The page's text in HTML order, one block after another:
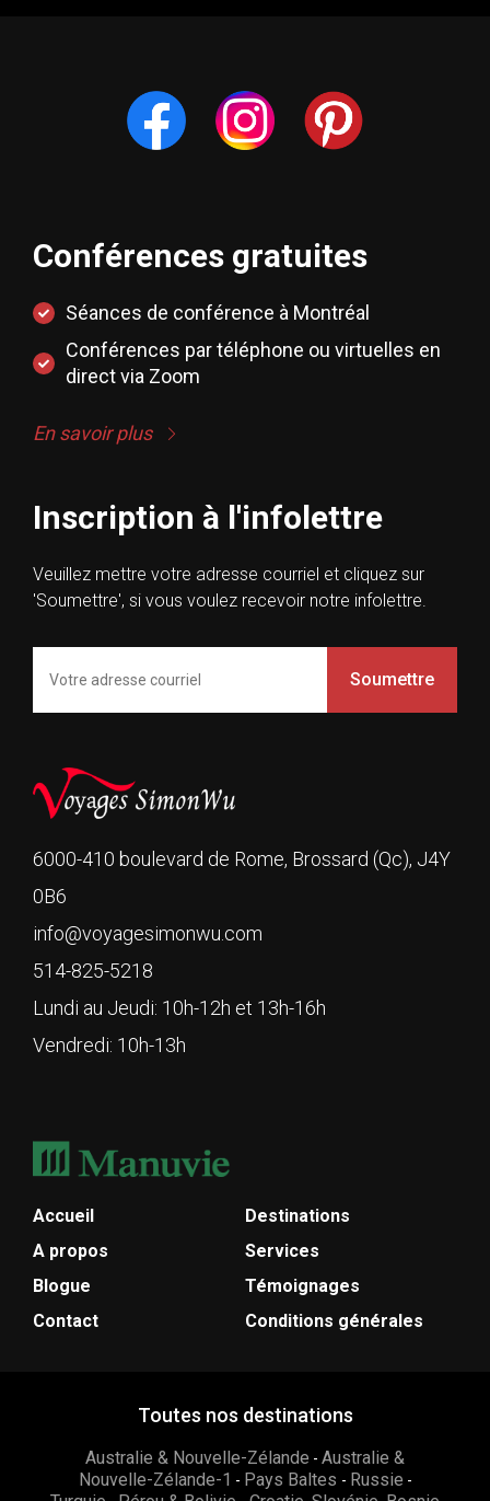
Conférences gratuites
Séances de conférence à Montréal
Conférences par téléphone ou virtuelles en
direct via Zoom
En savoir plus
Inscription à l'infolettre
Veuillez mettre votre adresse courriel et cliquez sur
'Soumettre', si vous voulez recevoir notre infolettre.
Soumettre
6000-410 boulevard de Rome, Brossard (Qc), J4Y
0B6
info@voyagesimonwu.com
514-825-5218
Lundi au Jeudi: 10h-12h et 13h-16h
Vendredi: 10h-13h
Accueil
Destinations
A propos
Services
Blogue
Témoignages
Contact
Conditions générales
Toutes nos destinations
Australie & Nouvelle-Zélande - Australie &
Nouvelle-Zélande-1 - Pays Baltes - Russie -